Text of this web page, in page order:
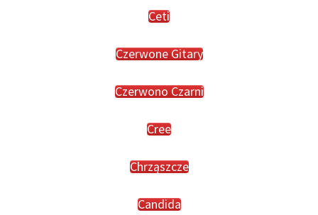
Ceti
Czerwone Gitary
Czerwono Czarni
Cree
Chrząszcze
Candida